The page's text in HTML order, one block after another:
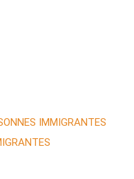
IMMIGRANTES